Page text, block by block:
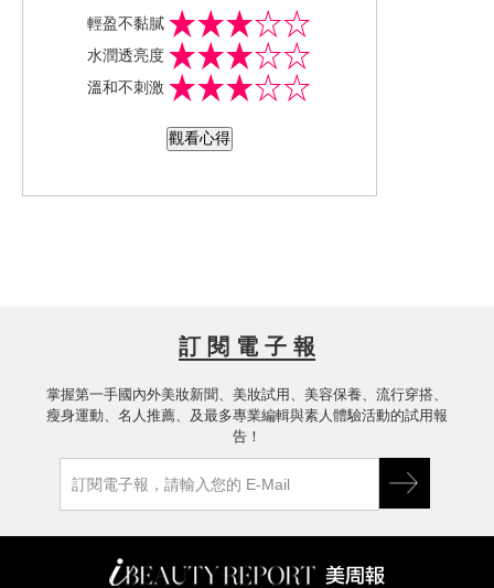
東台灣太陽最大的地方之一，持續使用
後我的膚色是有明顯變白一到二階的，
超開心。
化妝水：質地水潤，很輕爽，味道淡淡
的很輕香，擦完後T字部位不泛油光。
水凝乳液：凍膜質地，雖然說乳液但也
很輕爽不油膩。
開後有種磨砂質地，不油膩，輕薄但不
白。
輕盈不黏膩
水潤透亮度
溫和不刺激
觀看心得
訂 閱 電 子 報
掌握第一手國內外美妝新聞、美妝試用、美容保養、流行穿搭、
瘦身運動、名人推薦、及最多專業編輯與素人體驗活動的試用報
告！